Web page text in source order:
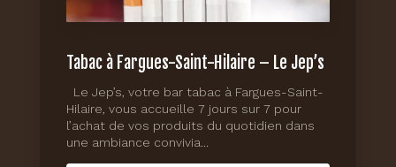
Tabac à Fargues-Saint-Hilaire – Le Jep’s
Le Jep’s, votre bar tabac à Fargues-Saint-
Hilaire, vous accueille 7 jours sur 7 pour
l’achat de vos produits du quotidien dans
une ambiance convivia...